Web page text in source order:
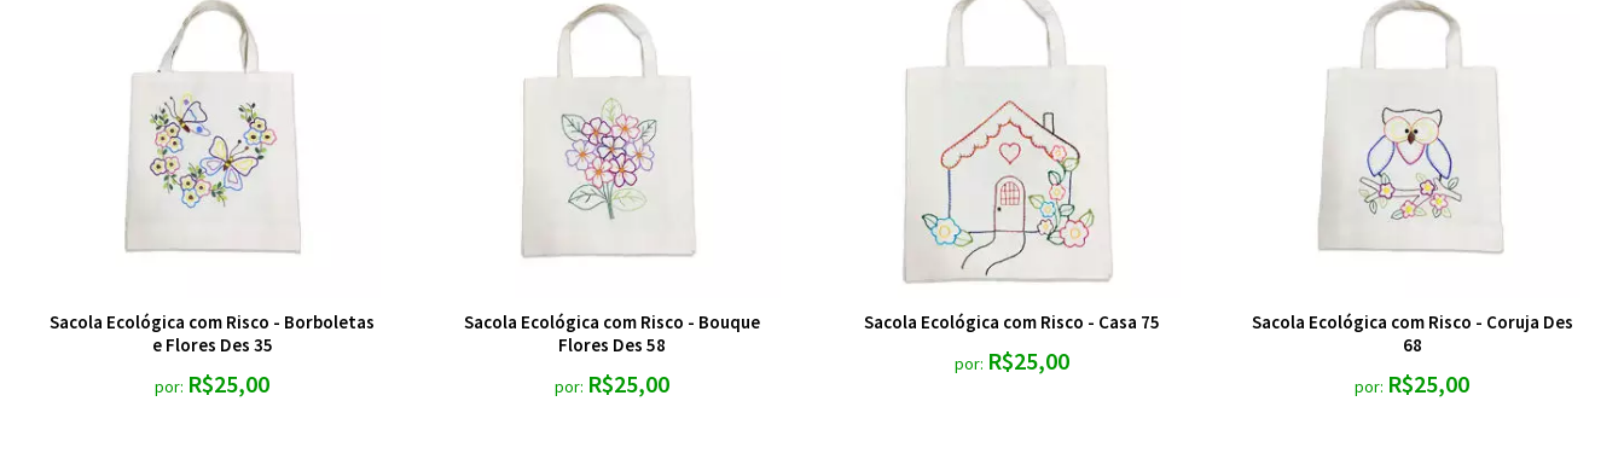
Sacola Ecológica com Risco - Borboletas
e Flores Des 35
por: R$25,00
Sacola Ecológica com Risco - Bouque
Flores Des 58
por: R$25,00
Sacola Ecológica com Risco - Casa 75
por: R$25,00
Sacola Ecológica com Risco - Coruja Des
68
por: R$25,00